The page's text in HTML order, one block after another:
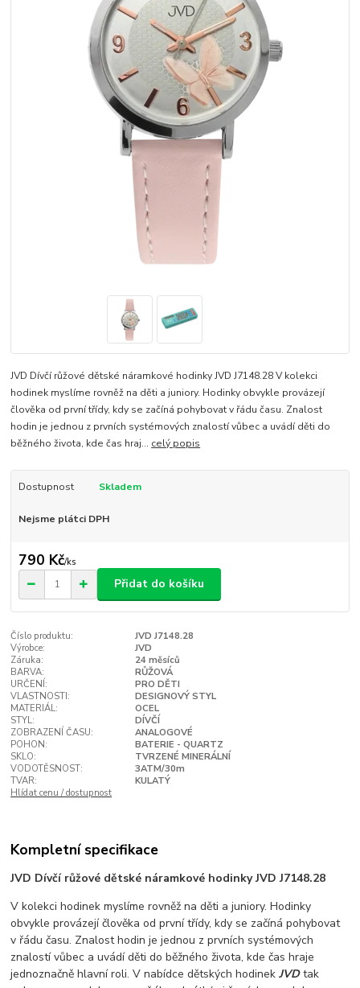
JVD Dívčí růžové dětské náramkové hodinky JVD J7148.28 V kolekci
hodinek myslíme rovněž na děti a juniory. Hodinky obvykle provázejí
člověka od první třídy, kdy se začíná pohybovat v řádu času. Znalost
hodin je jednou z prvních systémových znalostí vůbec a uvádí děti do
běžného života, kde čas hraj... celý popis
Dostupnost Skladem
Nejsme plátci DPH
790 Kč/ks
Přidat do košíku
Číslo produktu:
JVD J7148.28
Výrobce:
JVD
Záruka:
24 měsíců
BARVA:
RŮŽOVÁ
URČENÍ:
PRO DĚTI
VLASTNOSTI:
DESIGNOVÝ STYL
MATERIÁL:
OCEL
STYL:
DÍVČÍ
ZOBRAZENÍ ČASU:
ANALOGOVÉ
POHON:
BATERIE - QUARTZ
SKLO:
TVRZENÉ MINERÁLNÍ
VODOTĚSNOST:
3ATM/30m
TVAR:
KULATÝ
Hlídat cenu / dostupnost
Kompletní specifikace
JVD Dívčí růžové dětské náramkové hodinky JVD J7148.28
V kolekci hodinek myslíme rovněž na děti a juniory. Hodinky
obvykle provázejí člověka od první třídy, kdy se začíná pohybovat
v řádu času. Znalost hodin je jednou z prvních systémových
znalostí vůbec a uvádí děti do běžného života, kde čas hraje
jednoznačně hlavní roli. V nabídce dětských hodinekJVDtak